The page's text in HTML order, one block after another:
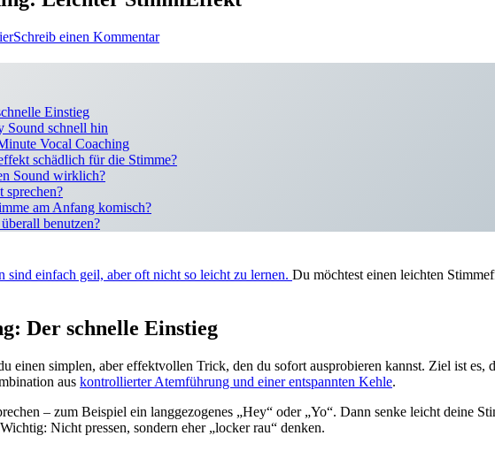
Schreib einen Kommentar
Einstieg
Sound schnell hin
Vocal Coaching
schädlich für die Stimme?
Sound wirklich?
sprechen?
am Anfang komisch?
benutzen?
sind einfach geil, aber oft nicht so leicht zu lernen. Du möchtest einen leichten
Der schnelle Einstieg
einen simplen, aber effektvollen Trick, den du sofort ausprobieren kannst. Ziel ist
aus kontrollierter Atemführung und einer entspannten Kehle.
– zum Beispiel ein langgezogenes „Hey“ oder „Yo“. Dann senke leicht deine
Nicht pressen, sondern eher „locker rau“ denken.